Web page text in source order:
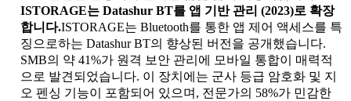
ISTORAGE는 Datashur BT를 앱 기반 관리 (2023)로 확장
합니다.ISTORAGE는 Bluetooth를 통한 앱 제어 액세스를 특
징으로하는 Datashur BT의 향상된 버전을 공개했습니다.
SMB의 약 41%가 원격 보안 관리에 모바일 통합이 매력적
으로 발견되었습니다. 이 장치에는 군사 등급 암호화 및 지
오 펜싱 기능이 포함되어 있으며, 전문가의 58%가 민감한